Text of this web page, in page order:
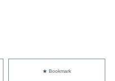
★ Bookmark